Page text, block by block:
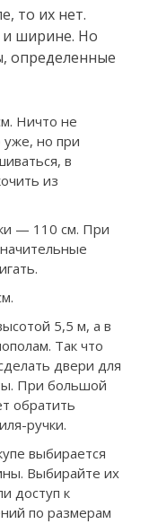
то их нет.
ширине. Но
определенные
Ничто не
уже, но при
в
из
— 110 см. При
5,5 м, а в
Так что
двери для
При большой
обратить
ручки.
выбирается
Выбирайте их
доступ к
по размерам